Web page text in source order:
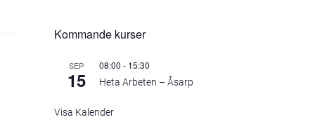
Kommande kurser
SEP
15
08:00 - 15:30
Heta Arbeten – Åsarp
Visa Kalender